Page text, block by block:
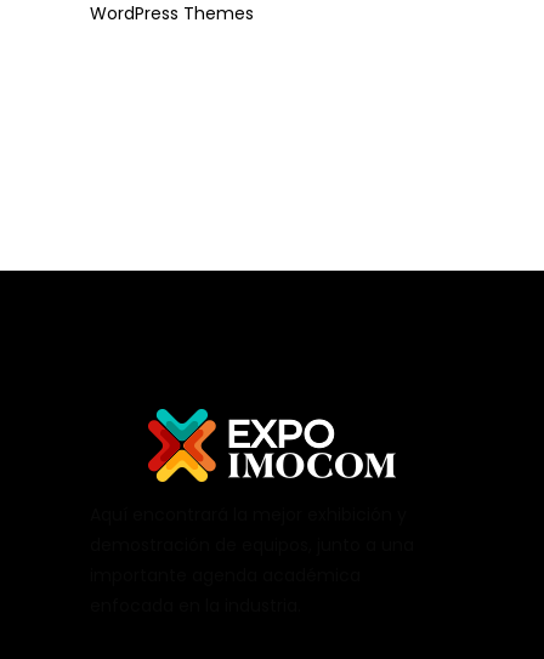
WordPress Themes